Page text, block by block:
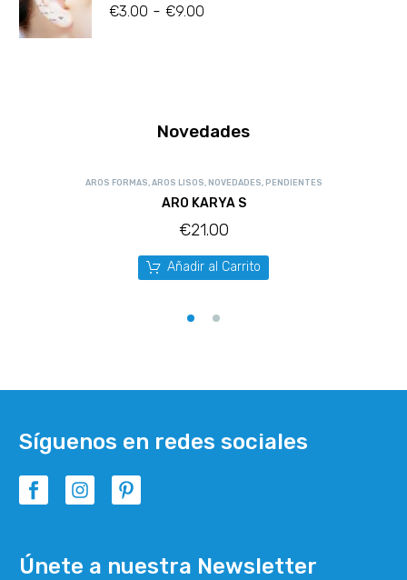
€3.00 - €9.00
Novedades
AROS FORMAS, AROS LISOS, NOVEDADES, PENDIENTES
ARO KARYA S
€21.00
Añadir al Carrito
Síguenos en redes sociales
Únete a nuestra Newsletter